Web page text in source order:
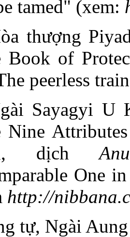
tamed" (xem:
thượng
Book of
peerless
Sayagyi U
Nine
dịch
One
http://
tự, Ngài